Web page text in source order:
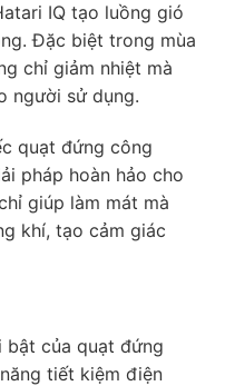
IQ tạo luồng gió
Đặc biệt trong mùa
chỉ giảm nhiệt mà
người sử dụng.
quạt đứng công
pháp hoàn hảo cho
giúp làm mát mà
khí, tạo cảm giác
bật của quạt đứng
tiết kiệm điện